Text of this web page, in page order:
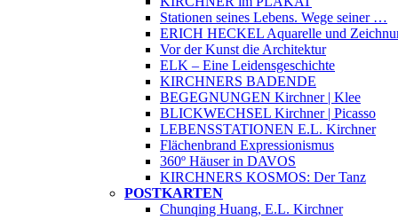
Stationen seines Lebens. Wege seiner …
ERICH HECKEL Aquarelle und
Vor der Kunst die Architektur
ELK – Eine Leidensgeschichte
KIRCHNERS BADENDE
BEGEGNUNGEN Kirchner | Klee
BLICKWECHSEL Kirchner | Picasso
LEBENSSTATIONEN E.L. Kirchner
Flächenbrand Expressionismus
360º Häuser in DAVOS
KIRCHNERS KOSMOS: Der Tanz
POSTKARTEN
Chunqing Huang, E.L. Kirchner